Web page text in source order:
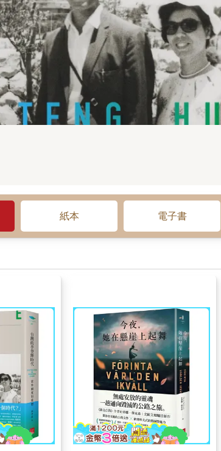
紙本 電子書